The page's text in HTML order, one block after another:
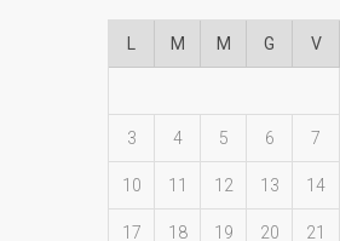
L M M G V
3 4 5 6 7
10 11 12 13 14
17 18 19 20 21